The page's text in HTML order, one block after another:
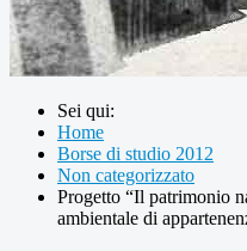
Sei qui:
Home
Borse di studio 2012
Non categorizzato
Progetto “Il patrimonio
ambientale di